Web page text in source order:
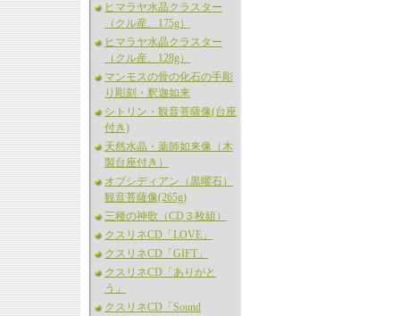
ヒマラヤ水晶クラスター
（クル産、175g）
ヒマラヤ水晶クラスター
（クル産、128g）
マンモスの骨の化石の手彫
り彫刻・釈迦如来
シトリン・観音菩薩像(台座
付き)
天然水晶・薬師如来像（木
製台座付き）
オブシディアン（黒曜石）
観音菩薩像(265g)
三種の神歌（CD３枚組）
クスリネCD「LOVE」
クスリネCD「GIFT」
クスリネCD「ありがと
う」
クスリネCD「Sound